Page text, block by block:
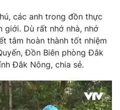
các anh trong đồn thực
giới. Dù rất nhớ nhà, nhớ
tâm hoàn thành tốt nhiệm
Đồn Biên phòng Đắk
Đắk Nông, chia sẻ.